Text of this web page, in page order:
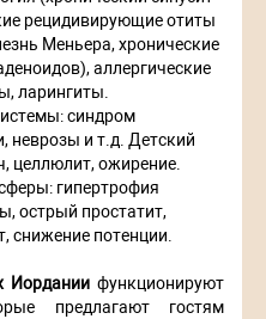
рецидивирующие отиты
Меньера, хронические
аллергические
ларингиты.
синдром
неврозы и т.д. Детский
целлюлит, ожирение.
гипертрофия
острый простатит,
снижение потенции.
Иордании функционируют
предлагают гостям